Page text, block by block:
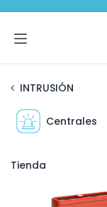
INTRUSIÓN
Centrales
Tienda